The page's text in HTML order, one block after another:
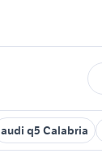
audi q5 Calabria